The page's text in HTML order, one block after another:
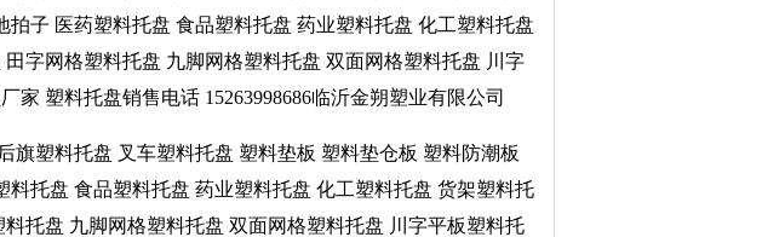
子 医药塑料托盘 食品塑料托盘 药业塑料托盘 化工塑料托盘
字网格塑料托盘 九脚网格塑料托盘 双面网格塑料托盘 川字
塑料托盘销售电话 15263998686临沂金朔塑业有限公司
旗塑料托盘 叉车塑料托盘 塑料垫板 塑料垫仓板 塑料防潮板
托盘 食品塑料托盘 药业塑料托盘 化工塑料托盘 货架塑料托
托盘 九脚网格塑料托盘 双面网格塑料托盘 川字平板塑料托